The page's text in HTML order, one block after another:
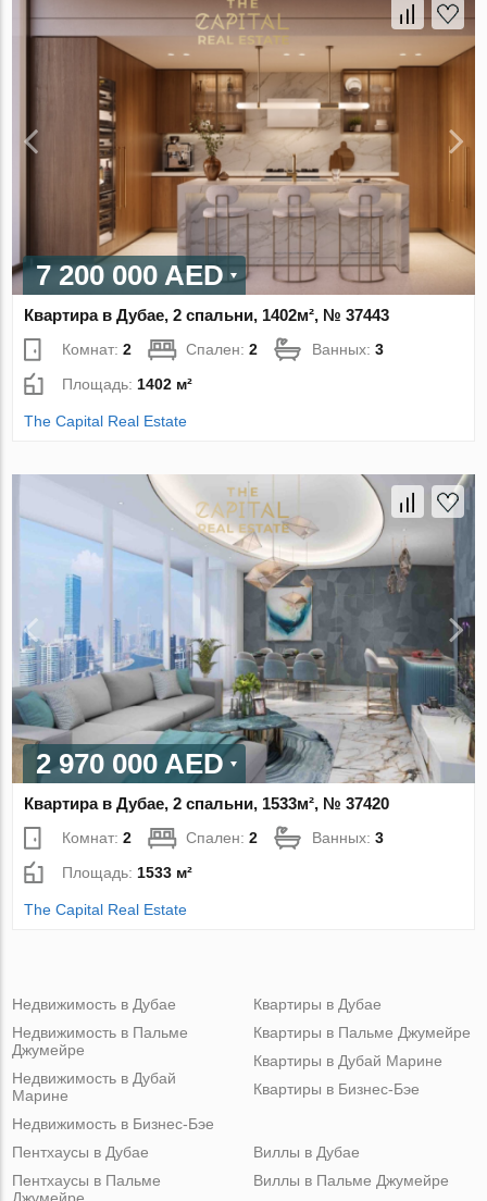
7 200 000 AED
Квартира в Дубае, 2 спальни, 1402м², № 37443
Комнат:2 Спален:2 Ванных:3
Площадь: 1402 м²
The Capital Real Estate
2 970 000 AED
Квартира в Дубае, 2 спальни, 1533м², № 37420
Комнат:2 Спален:2 Ванных:3
Площадь: 1533 м²
The Capital Real Estate
Недвижимость в Дубае
Недвижимость в Пальме
Джумейре
Недвижимость в Дубай
Марине
Недвижимость в Бизнес-Бэе
Квартиры в Дубае
Квартиры в Пальме Джумейре
Квартиры в Дубай Марине
Квартиры в Бизнес-Бэе
Пентхаусы в Дубае
Пентхаусы в Пальме
Джумейре
Виллы в Дубае
Виллы в Пальме Джумейре